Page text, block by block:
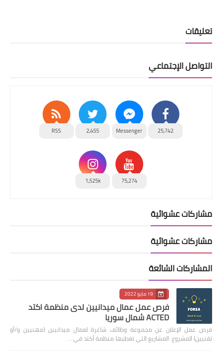
تعليقات
التواصل الإجتماعي
25,742
Messenger
2,455
RSS
75,274
1,525k
مشاركات عشوائية
مشاركات عشوائية
المشاركات الشائعة
19 مايو 2022
فرص عمل عمال ميدانيين لدى منظمة اكتد
ACTED شمال سوريا
فرص عمل الإعلان عن مجموعة وظائف شاغرة لعمال ميدانيين (مهنيين و/أو
تقنيين) المشروع: المشاريع التي تغطيها منظمة أكتد في …